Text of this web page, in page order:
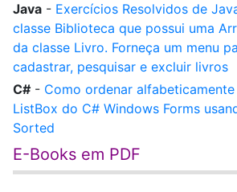
Java - Exercícios Resolvidos de
classe Biblioteca que possui uma
da classe Livro. Forneça um menu
cadastrar, pesquisar e excluir livros
C# - Como ordenar
ListBox do C# Windows Forms
Sorted
E-Books em PDF